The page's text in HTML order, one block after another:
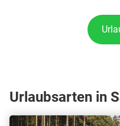
Urlaubsarten in